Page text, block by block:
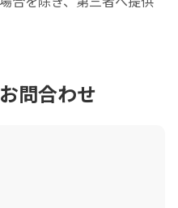
問合わせ